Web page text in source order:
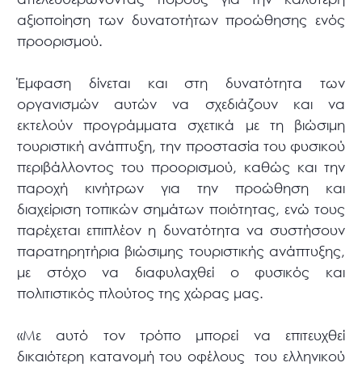
αξιοποίηση των δυνατοτήτων προώθησης ενός
προορισμού.
Έμφαση δίνεται και στη δυνατότητα των
οργανισμών αυτών να σχεδιάζουν και να
εκτελούν προγράμματα σχετικά με τη βιώσιμη
τουριστική ανάπτυξη, την προστασία του φυσικού
περιβάλλοντος του προορισμού, καθώς και την
παροχή κινήτρων για την προώθηση και
διαχείριση τοπικών σημάτων ποιότητας, ενώ τους
παρέχεται επιπλέον η δυνατότητα να συστήσουν
παρατηρητήρια βιώσιμης τουριστικής ανάπτυξης,
με στόχο να διαφυλαχθεί ο φυσικός και
πολιτιστικός πλούτος της χώρας μας.
«Με αυτό τον τρόπο μπορεί να επιτευχθεί
δικαιότερη κατανομή του οφέλους του ελληνικού